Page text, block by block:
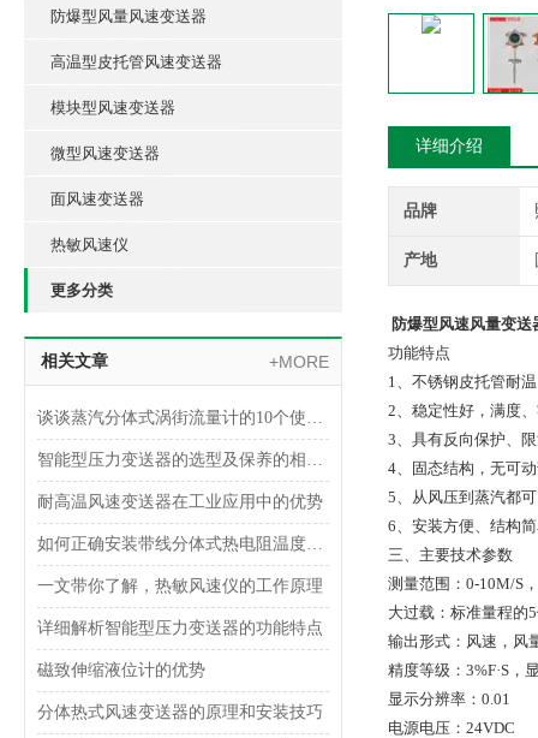
防爆型风量风速变送器
高温型皮托管风速变送器
模块型风速变送器
微型风速变送器
面风速变送器
热敏风速仪
更多分类
相关文章 +MORE
谈谈蒸汽分体式涡街流量计的10个使用要点
智能型压力变送器的选型及保养的相关知识
耐高温风速变送器在工业应用中的优势
如何正确安装带线分体式热电阻温度传感器？
一文带你了解，热敏风速仪的工作原理
详细解析智能型压力变送器的功能特点
磁致伸缩液位计的优势
分体热式风速变送器的原理和安装技巧
详细介绍
品牌
产地
防爆型风速风量变送
功能特点
1、不锈钢皮托管耐
2、稳定性好，满度
3、具有反向保护、
4、固态结构，无可
5、从风压到蒸汽都
6、安装方便、结构
三、主要技术参数
测量范围：0-10M/S
大过载：标准量程的
输出形式：风速，风
精度等级：3%F·S，
显示分辨率：0.01
电源电压：24VDC